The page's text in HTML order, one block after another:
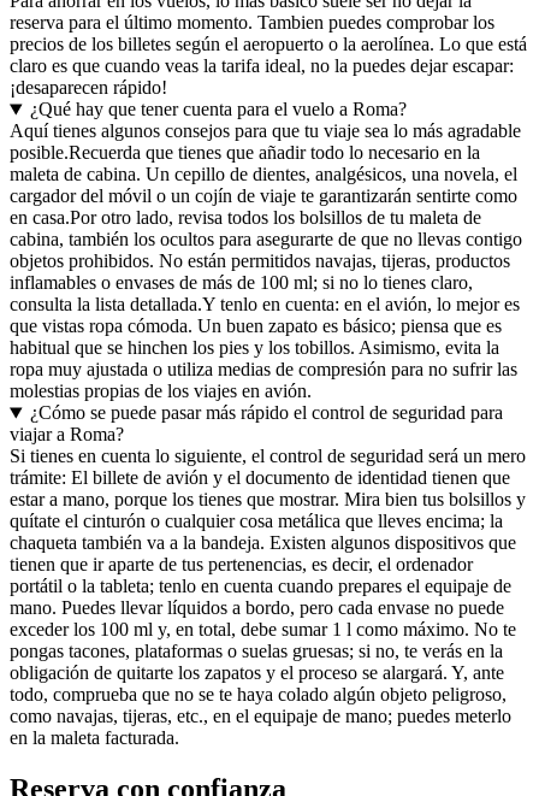
reserva para el último momento. Tambien puedes comprobar los
precios de los billetes según el aeropuerto o la aerolínea. Lo que está
claro es que cuando veas la tarifa ideal, no la puedes dejar escapar:
¡desaparecen rápido!
¿Qué hay que tener cuenta para el vuelo a Roma?
Aquí tienes algunos consejos para que tu viaje sea lo más agradable
posible.Recuerda que tienes que añadir todo lo necesario en la
maleta de cabina. Un cepillo de dientes, analgésicos, una novela, el
cargador del móvil o un cojín de viaje te garantizarán sentirte como
en casa.Por otro lado, revisa todos los bolsillos de tu maleta de
cabina, también los ocultos para asegurarte de que no llevas contigo
objetos prohibidos. No están permitidos navajas, tijeras, productos
inflamables o envases de más de 100 ml; si no lo tienes claro,
consulta la lista detallada.Y tenlo en cuenta: en el avión, lo mejor es
que vistas ropa cómoda. Un buen zapato es básico; piensa que es
habitual que se hinchen los pies y los tobillos. Asimismo, evita la
ropa muy ajustada o utiliza medias de compresión para no sufrir las
molestias propias de los viajes en avión.
¿Cómo se puede pasar más rápido el control de seguridad para
viajar a Roma?
Si tienes en cuenta lo siguiente, el control de seguridad será un mero
trámite: El billete de avión y el documento de identidad tienen que
estar a mano, porque los tienes que mostrar. Mira bien tus bolsillos y
quítate el cinturón o cualquier cosa metálica que lleves encima; la
chaqueta también va a la bandeja. Existen algunos dispositivos que
tienen que ir aparte de tus pertenencias, es decir, el ordenador
portátil o la tableta; tenlo en cuenta cuando prepares el equipaje de
mano. Puedes llevar líquidos a bordo, pero cada envase no puede
exceder los 100 ml y, en total, debe sumar 1 l como máximo. No te
pongas tacones, plataformas o suelas gruesas; si no, te verás en la
obligación de quitarte los zapatos y el proceso se alargará. Y, ante
todo, comprueba que no se te haya colado algún objeto peligroso,
como navajas, tijeras, etc., en el equipaje de mano; puedes meterlo
en la maleta facturada.
Reserva con confianza